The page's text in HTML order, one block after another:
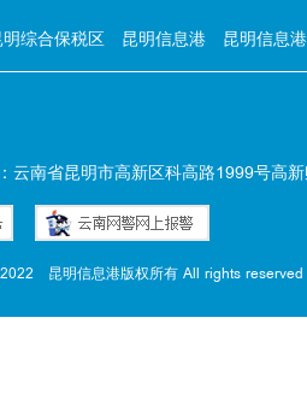
明综合保税区 昆明信息港 昆明信息
云南省昆明市高新区科高路1999号高
昆明信息港版权所有 All rights reserved